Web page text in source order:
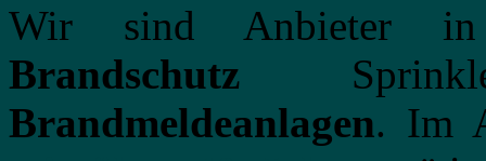
Wir sind Anbieter in
Brandschutz
Brandmeldeanlagen. Im